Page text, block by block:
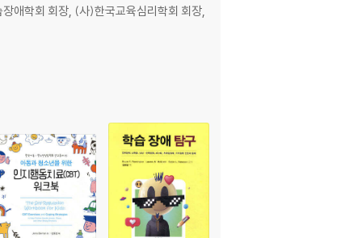
학회 회장, (사)한국교육심리학회 회장,